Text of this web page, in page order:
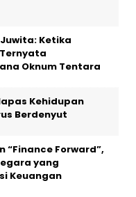
Ketika
Oknum Tentara
Kehidupan
Berdenyut
“Finance Forward”,
yang
Keuangan